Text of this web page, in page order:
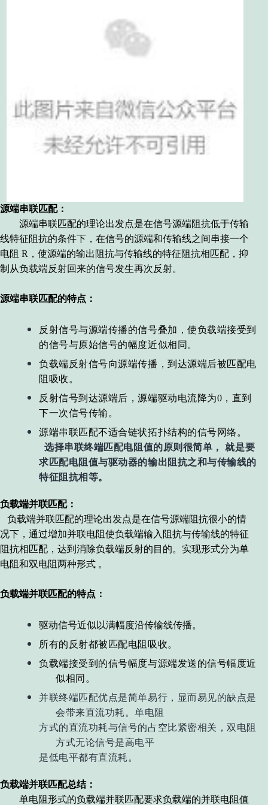
源端串联匹配：
源端串联匹配的理论出发点是在信号源端阻抗低于传输
线特征阻抗的条件下，在信号的源端和传输线之间串接一个
电阻 R，使源端的输出阻抗与传输线的特征阻抗相匹配，抑
制从负载端反射回来的信号发生再次反射。
源端串联匹配的特点：
反射信号与源端传播的信号叠加，使负载端接受到
的信号与原始信号的幅度近似相同 。
负载端反射信号向源端传播，到达源端后被匹配电
阻吸收 。
反射信号到达源端后，源端驱动电流降为0，直到
下一次信号传输 。
源端串联匹配不适合链状拓扑结构的信号网络。
选择串联终端匹配电阻值的原则很简单， 就是要
求匹配电阻值与驱动器的输出阻抗之和与传输线的
特征阻抗相等。
负载端并联匹配：
负载端并联匹配的理论出发点是在信号源端阻抗很小的情
况下，通过增加并联电阻使负载端输入阻抗与传输线的特征
阻抗相匹配，达到消除负载端反射的目的。实现形式分为单
电阻和双电阻两种形式 。
负载端并联匹配的特点：
驱动信号近似以满幅度沿传输线传播。
所有的反射都被匹配电阻吸收。
负载端接受到的信号幅度与源端发送的信号幅度近
似相同 。
并联终端匹配优点是简单易行，显而易见的缺点是
会带来直流功耗 。单电阻
方式的直流功耗与信号的占空比紧密相关，双电阻
方式无论信号是高电平
是低电平都有直流耗 。
负载端并联匹配总结：
单电阻形式的负载端并联匹配要求负载端的并联电阻值